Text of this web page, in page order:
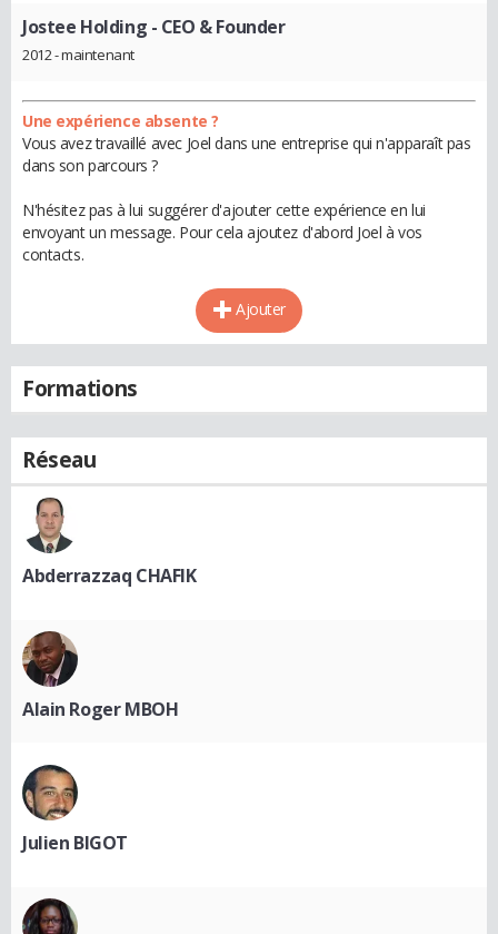
Jostee Holding - CEO & Founder
2012 - maintenant
Une expérience absente ?
Vous avez travaillé avec Joel dans une entreprise qui n'apparaît pas
dans son parcours ?
N'hésitez pas à lui suggérer d'ajouter cette expérience en lui
envoyant un message. Pour cela ajoutez d'abord Joel à vos
contacts.
Ajouter
Formations
Réseau
Abderrazzaq CHAFIK
Alain Roger MBOH
Julien BIGOT